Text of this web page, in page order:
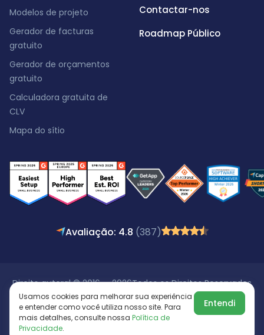
Modelos de projeto
Gerador de facturas
gratuito
Gerador de orçamentos
gratuito
Calculadora gratuita de
CLV
Mapa do sítio
Contactar-nos
Roadmap Público
Avaliação: 4.8 (387)
Direito autoral © 2016 - 2026Todos os Direitos Reservados
Usamos cookies para melhorar sua experiência
e entender como você utiliza nosso site. Para
mais detalhes, consulte nossa Política de
Privacidade.
Entendi